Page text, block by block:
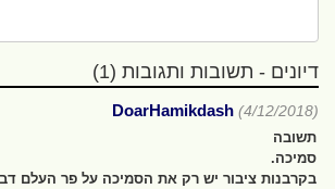
דיונים - תשובות ותגובות (1)
DoarHamikdash (4/12/2018)
תשובה
סמיכה.
בקרבנות ציבור יש רק את הסמיכה על פר העלם דבר